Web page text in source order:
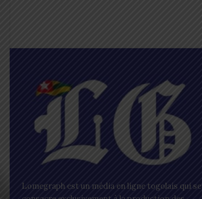
Lomegraph est un média en ligne togolais qui se